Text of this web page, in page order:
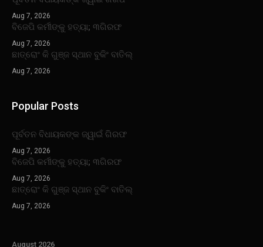
Aug 7, 2026
ବିଜେପି କର୍ମୀଙ୍କୁ ହତ୍ୟା; ୩ଗିରଫ
Aug 7, 2026
ଛାତ୍ରୋଂ କି ଗୁଞ୍ଜ ସ୍ଥାନ ବୁକିଂ ବାତିଲ୍
Aug 7, 2026
Popular Posts
ପୂର୍ବତନ ବିଧାୟକଙ୍କ ଜ୍ୱାଇଁ ଗିରଫ
Aug 7, 2026
ବିଜେପି କର୍ମୀଙ୍କୁ ହତ୍ୟା; ୩ଗିରଫ
Aug 7, 2026
ଛାତ୍ରୋଂ କି ଗୁଞ୍ଜ ସ୍ଥାନ ବୁକିଂ ବାତିଲ୍
Aug 7, 2026
August 2026